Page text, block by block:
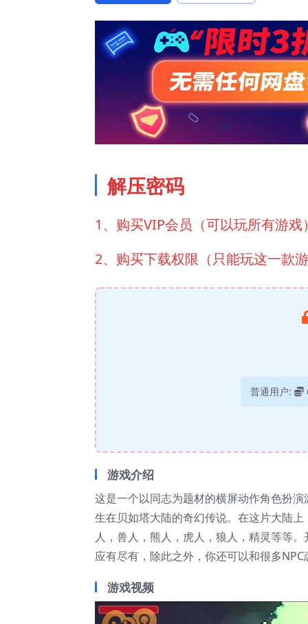
解压密码
1、购买VIP会员（可以玩所有游
2、购买下载权限（只能玩这一款
普通用户:
游戏介绍
这是一个以同志为题材的横屏动作角色扮
生在贝如塔大陆的奇幻传说。在这片大陆
人，兽人，熊人，虎人，狼人，精灵等等
应有尽有，除此之外，你还可以和很多
游戏视频